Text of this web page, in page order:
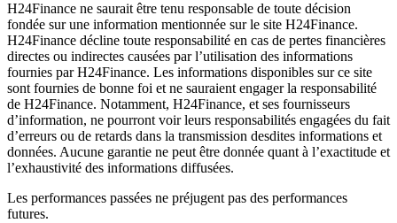
H24Finance ne saurait être tenu responsable de toute décision
fondée sur une information mentionnée sur le site H24Finance.
H24Finance décline toute responsabilité en cas de pertes financières
directes ou indirectes causées par l’utilisation des informations
fournies par H24Finance. Les informations disponibles sur ce site
sont fournies de bonne foi et ne sauraient engager la responsabilité
de H24Finance. Notamment, H24Finance, et ses fournisseurs
d’information, ne pourront voir leurs responsabilités engagées du fait
d’erreurs ou de retards dans la transmission desdites informations et
données. Aucune garantie ne peut être donnée quant à l’exactitude et
l’exhaustivité des informations diffusées.
Les performances passées ne préjugent pas des performances
futures.